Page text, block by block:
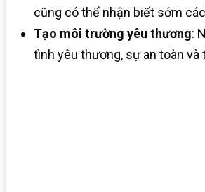
cũng có thể nhận biết sớm
Tạo môi trường yêu thương:
tình yêu thương, sự an toàn